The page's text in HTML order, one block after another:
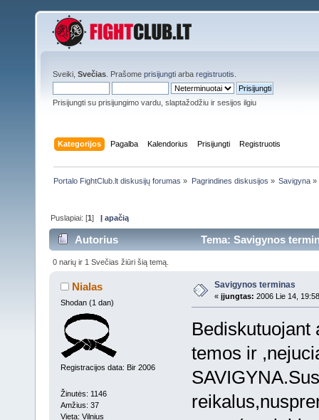
Sveiki, Svečias . Prašome prisijungti arba registruotis
Prisijungti su prisijungimo vardu, slaptažodžiu ir sesijos ilgiu
Kategorijos Pagalba Kalendorius Prisijungti Registruotis
Portalo FightClub.lt diskusijų forumas » Pagrindines diskusijos » Savigyna»
Puslapiai: [1]Į apačią
Autorius Tema: Savigynos
0 narių ir 1 Svečias žiūri šią temą.
Nialas
Shodan (1 dan)
Registracijos data: Bir 2006
Žinutės: 1146
Amžius: 37
Vieta: Vilnius
Savigynos terminas
« įjungtas: 2006 Lie 14,
Bediskutuojant
temos ir